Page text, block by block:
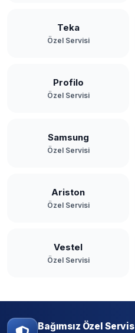
Teka
Özel Servisi
Profilo
Özel Servisi
Samsung
Özel Servisi
Ariston
Özel Servisi
Vestel
Özel Servisi
Bağımsız Özel Servis